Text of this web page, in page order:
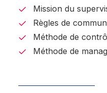
Mission du
Règles de
Méthode de
Méthode de